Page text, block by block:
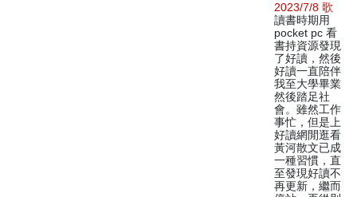
2023/7/8 歌
讀書時期用
pocket pc 看
書持資源發現
了好讀，然後
好讀一直陪伴
我至大學畢業
然後踏足社
會。雖然工作
事忙，但是上
好讀網閒逛看
黃河散文已成
一種習慣，直
至發現好讀不
再更新，繼而